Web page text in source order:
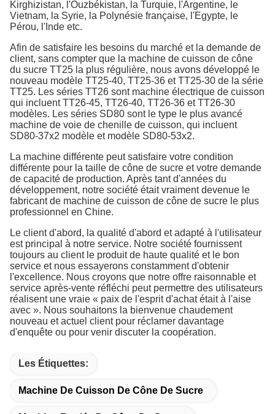
Kirghizistan, l'Ouzbékistan, la Turquie, l'Argentine, le
Vietnam, la Syrie, la Polynésie française, l'Egypte, le
Pérou, l'Inde etc.
Afin de satisfaire les besoins du marché et la demande de
client, sans compter que la machine de cuisson de cône
du sucre TT25 la plus régulière, nous avons développé le
nouveau modèle TT25-40, TT25-36 et TT25-30 de la série
TT25. Les séries TT26 sont machine électrique de cuisson
qui incluent TT26-45, TT26-40, TT26-36 et TT26-30
modèles. Les séries SD80 sont le type le plus avancé
machine de voie de chenille de cuisson, qui incluent
SD80-37x2 modèle et modèle SD80-53x2.
La machine différente peut satisfaire votre condition
différente pour la taille de cône de sucre et votre demande
de capacité de production. Après tant d'années du
développement, notre société était vraiment devenue le
fabricant de machine de cuisson de cône de sucre le plus
professionnel en Chine.
Le client d'abord, la qualité d'abord et adapté à l'utilisateur
est principal à notre service. Notre société fournissent
toujours au client le produit de haute qualité et le bon
service et nous essayerons constamment d'obtenir
l'excellence. Nous croyons que notre offre raisonnable et
service après-vente réfléchi peut permettre des utilisateurs
réalisent une vraie « paix de l'esprit d'achat était à l'aise
avec ». Nous souhaitons la bienvenue chaudement
nouveau et actuel client pour réclamer davantage
d'enquête ou pour venir discuter la coopération.
Les Étiquettes:
Machine De Cuisson De Cône De Sucre